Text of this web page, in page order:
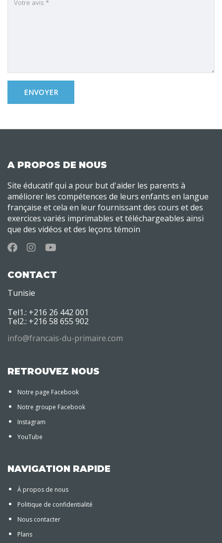
A PROPOS DE NOUS
Site éducatif qui a pour but d'aider les parents à
améliorer les compétences de leurs enfants en langue
française et cela en leur fournissant des cours et des
exercices variés imprimables et téléchargeables ainsi
que des vidéos et des leçons témoin
CONTACT
Tunisie
Tel1.: +216 26 442 001
Tel2.: +216 58 655 902
info@francais-du-primaire.com
RETROUVEZ NOUS
Notre page Facebook
Notre groupe Facebook
Instagram
YouTube
NAVIGATION RAPIDE
À propos de nous
Politique de confidentialité
Nous contacter
Plans